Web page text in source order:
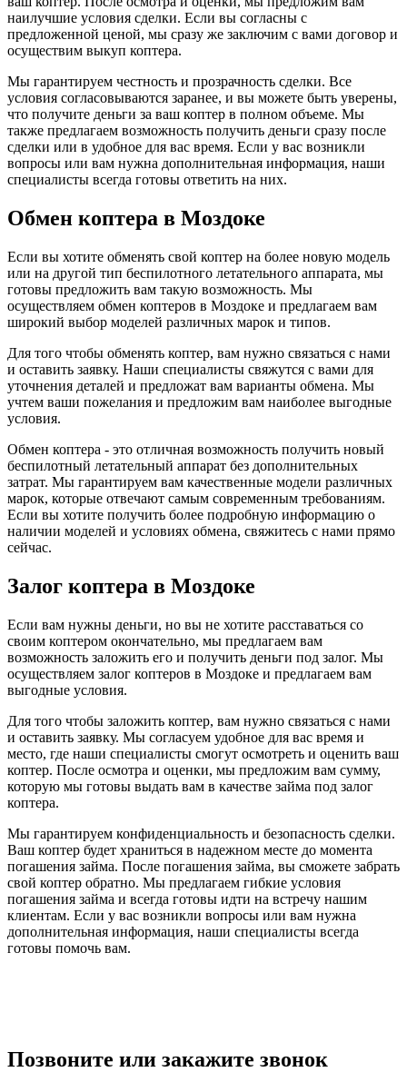
наилучшие условия сделки. Если вы согласны с
предложенной ценой, мы сразу же заключим с вами договор и
осуществим выкуп коптера.
Мы гарантируем честность и прозрачность сделки. Все
условия согласовываются заранее, и вы можете быть уверены,
что получите деньги за ваш коптер в полном объеме. Мы
также предлагаем возможность получить деньги сразу после
сделки или в удобное для вас время. Если у вас возникли
вопросы или вам нужна дополнительная информация, наши
специалисты всегда готовы ответить на них.
Обмен коптера в Моздоке
Если вы хотите обменять свой коптер на более новую модель
или на другой тип беспилотного летательного аппарата, мы
готовы предложить вам такую возможность. Мы
осуществляем обмен коптеров в Моздоке и предлагаем вам
широкий выбор моделей различных марок и типов.
Для того чтобы обменять коптер, вам нужно связаться с нами
и оставить заявку. Наши специалисты свяжутся с вами для
уточнения деталей и предложат вам варианты обмена. Мы
учтем ваши пожелания и предложим вам наиболее выгодные
условия.
Обмен коптера - это отличная возможность получить новый
беспилотный летательный аппарат без дополнительных
затрат. Мы гарантируем вам качественные модели различных
марок, которые отвечают самым современным требованиям.
Если вы хотите получить более подробную информацию о
наличии моделей и условиях обмена, свяжитесь с нами прямо
сейчас.
Залог коптера в Моздоке
Если вам нужны деньги, но вы не хотите расставаться со
своим коптером окончательно, мы предлагаем вам
возможность заложить его и получить деньги под залог. Мы
осуществляем залог коптеров в Моздоке и предлагаем вам
выгодные условия.
Для того чтобы заложить коптер, вам нужно связаться с нами
и оставить заявку. Мы согласуем удобное для вас время и
место, где наши специалисты смогут осмотреть и оценить ваш
коптер. После осмотра и оценки, мы предложим вам сумму,
которую мы готовы выдать вам в качестве займа под залог
коптера.
Мы гарантируем конфиденциальность и безопасность сделки.
Ваш коптер будет храниться в надежном месте до момента
погашения займа. После погашения займа, вы сможете забрать
свой коптер обратно. Мы предлагаем гибкие условия
погашения займа и всегда готовы идти на встречу нашим
клиентам. Если у вас возникли вопросы или вам нужна
дополнительная информация, наши специалисты всегда
готовы помочь вам.
Позвоните или закажите звонок